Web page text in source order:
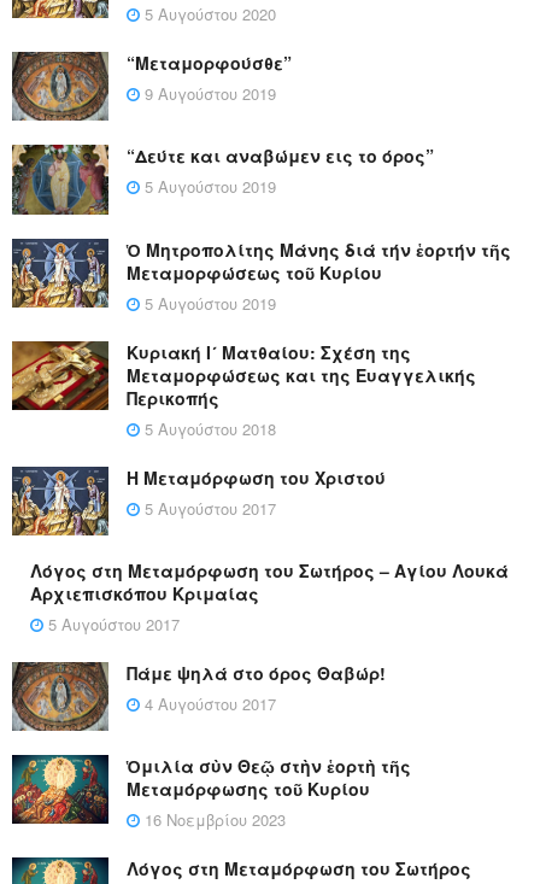
5 Αυγούστου 2020
“Μεταμορφούσθε”
9 Αυγούστου 2019
“Δεύτε και αναβώμεν εις το όρος”
5 Αυγούστου 2019
Ὁ Μητροπολίτης Μάνης διά τήν ἑορτήν τῆς
Μεταμορφώσεως τοῦ Κυρίου
5 Αυγούστου 2019
Κυριακή Ι´ Ματθαίου: Σχέση της
Μεταμορφώσεως και της Ευαγγελικής
Περικοπής
5 Αυγούστου 2018
Η Μεταμόρφωση του Χριστού
5 Αυγούστου 2017
Λόγος στη Μεταμόρφωση του Σωτήρος – Αγίου Λουκά
Αρχιεπισκόπου Κριμαίας
5 Αυγούστου 2017
Πάμε ψηλά στο όρος Θαβώρ!
4 Αυγούστου 2017
Ὁμιλία σὺν Θεῷ στὴν ἑορτὴ τῆς
Μεταμόρφωσης τοῦ Κυρίου
16 Νοεμβρίου 2023
Λόγος στη Μεταμόρφωση του Σωτήρος